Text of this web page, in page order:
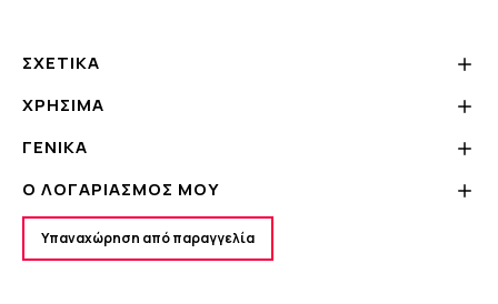
ΣΧΕΤΙΚΆ
ΧΡΗΣΙΜΑ
ΓΕΝΙΚΆ
Ο ΛΟΓΑΡΙΑΣΜΌΣ ΜΟΥ
Υπαναχώρηση από παραγγελία